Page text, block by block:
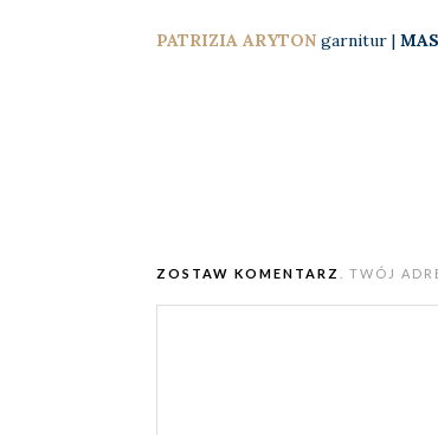
PATRIZIA ARYTON garnitur |
ZOSTAW KOMENTARZ . TWÓJ